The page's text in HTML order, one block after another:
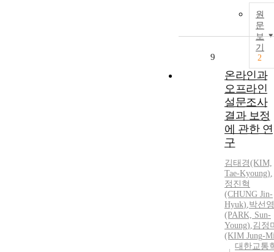
원
문
보
기
2
9
온라인과
오프라인
설문조사
결과 보정
에 관한 연
구
김태경(KIM,
Tae-Kyoung),
정진혁
(CHUNG Jin-
Hyuk),박선영
(PARK, Sun-
Young),김정
(KIM Jung-
대한교통